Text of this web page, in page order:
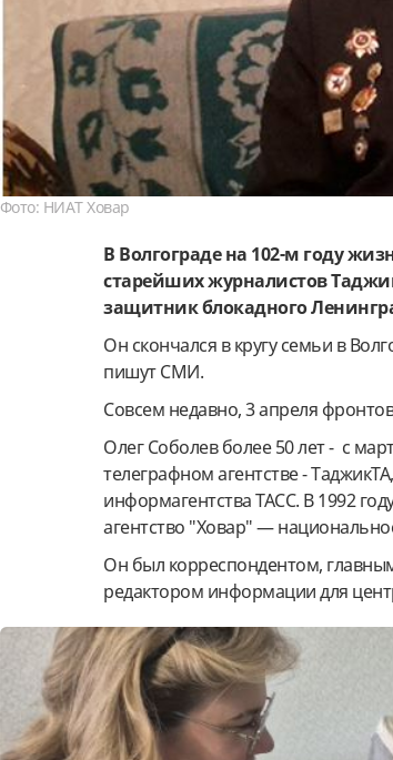
Фото: НИАТ Ховар
В Волгограде на 102-м году
старейших журналистов
защитник блокадного
Он скончался в кругу семьи в
пишут СМИ.
Совсем недавно, 3 апреля
Олег Соболев более 50 лет - с
телеграфном агентстве -
информагентства ТАСС. В 1992
агентство "Ховар" —
Он был корреспондентом,
редактором информации для